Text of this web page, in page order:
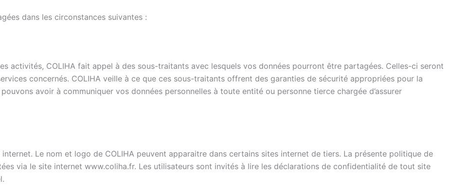
dans les circonstances suivantes :
activités, COLIHA fait appel à des sous-traitants avec lesquels vos données pourront être partagées. Celles-ci seront
concernés. COLIHA veille à ce que ces sous-traitants offrent des garanties de sécurité appropriées pour la
avoir à communiquer vos données personnelles à toute entité ou personne tierce chargée d’assurer
Le nom et logo de COLIHA peuvent apparaitre dans certains sites internet de tiers. La présente politique de
via le site internet www.coliha.fr. Les utilisateurs sont invités à lire les déclarations de confidentialité de tout site